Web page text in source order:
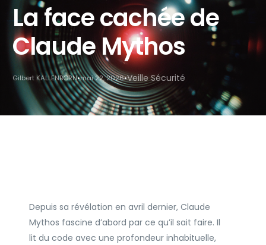
La face cachée de
Claude Mythos
Gilbert KALLENBORN mai 22, 2026 Veille Sécurité
Depuis sa révélation en avril dernier, Claude
Mythos fascine d’abord par ce qu’il sait faire. Il
lit du code avec une profondeur inhabituelle,